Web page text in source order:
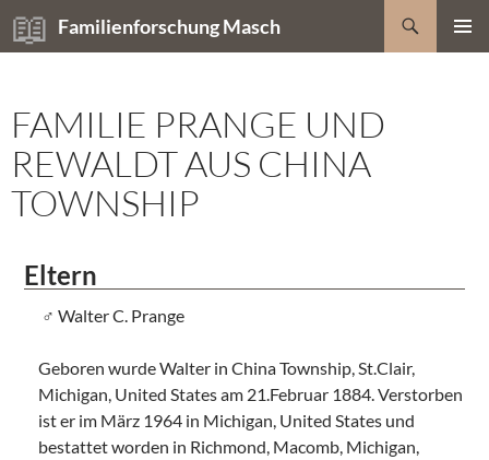
Zum
Inhalt
Familienforschung Masch
Suchen
FAMILIE PRANGE UND
REWALDT AUS CHINA
TOWNSHIP
Eltern
Walter C. Prange
Geboren wurde Walter in China Township, St.Clair,
Michigan, United States am 21.Februar 1884. Verstorben
ist er im März 1964 in Michigan, United States und
bestattet worden in Richmond, Macomb, Michigan,